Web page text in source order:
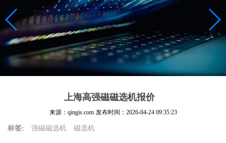
上海高强磁磁选机报价
来源：qingis.com 发布时间： 2026-04-24 09:35:23
标签: 强磁磁选机 磁选机